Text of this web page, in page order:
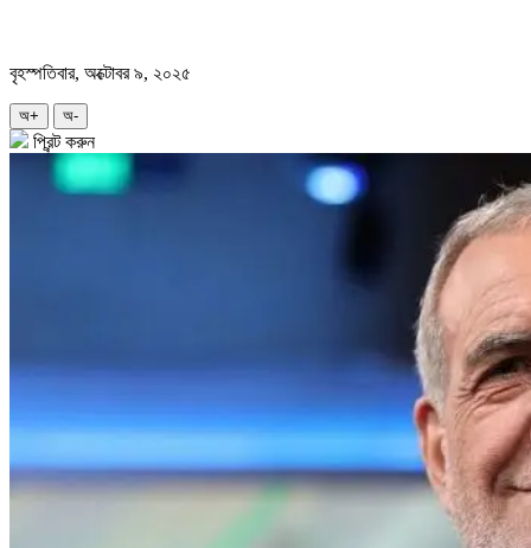
বৃহস্পতিবার, অক্টোবর ৯, ২০২৫
অ+ অ-
প্রিন্ট করুন